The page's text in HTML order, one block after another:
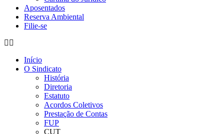
Aposentados
Reserva Ambiental
Filie-se
Início
O Sindicato
História
Diretoria
Estatuto
Acordos Coletivos
Prestação de Contas
FUP
CUT